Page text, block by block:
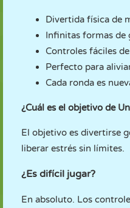
Divertida física de
Infinitas formas de
Controles fáciles
Perfecto para
Cada ronda es
¿Cuál es el objetivo de
El objetivo es divertirse
liberar estrés sin límites.
¿Es difícil jugar?
En absoluto. Los